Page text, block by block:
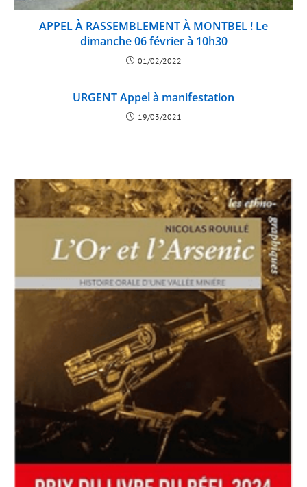
APPEL À RASSEMBLEMENT À MONTBEL ! Le
dimanche 06 février à 10h30
01/02/2022
URGENT Appel à manifestation
19/03/2021